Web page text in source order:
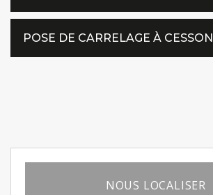
POSE DE CARRELAGE À CESSON
NOUS LOCALISER